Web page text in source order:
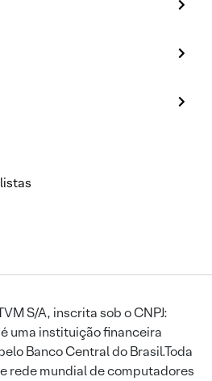
S/A, inscrita sob o CNPJ:
instituição financeira
Banco Central do Brasil.Toda
rede mundial de computadores